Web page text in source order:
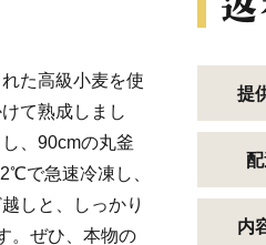
た高級小麦を使
て熟成しまし
、90cmの丸釜
で急速冷凍し、
しと、しっかり
。ぜひ、本物の
提
内